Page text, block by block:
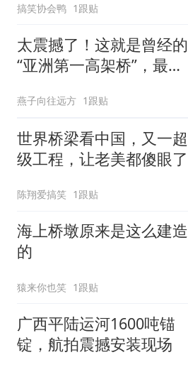
搞笑协会鸭 1跟贴
太震撼了！这就是曾经的
“亚洲第一高架桥”，最高
燕子向往远方 1跟贴
世界桥梁看中国，又一超
级工程，让老美都傻眼了
陈翔爱搞笑 1跟贴
海上桥墩原来是这么建造
的
猿来你也笑 1跟贴
广西平陆运河1600吨锚
锭，航拍震撼安装现场